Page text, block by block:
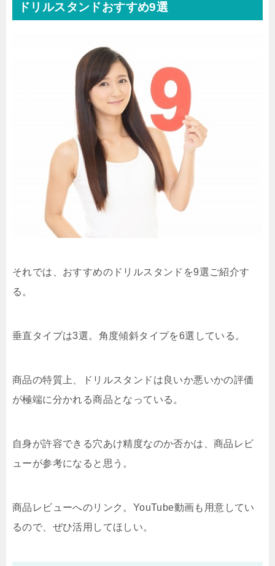
ドリルスタンドおすすめ9選
それでは、おすすめのドリルスタンドを9選ご紹介す
る。
垂直タイプは3選。角度傾斜タイプを6選している。
商品の特質上、ドリルスタンドは良いか悪いかの評価
が極端に分かれる商品となっている。
自身が許容できる穴あけ精度なのか否かは、商品レビ
ューが参考になると思う。
商品レビューへのリンク。YouTube動画も用意してい
るので、ぜひ活用してほしい。